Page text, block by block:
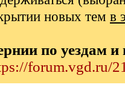
новых тем в
по уездам и
forum.vgd.ru/